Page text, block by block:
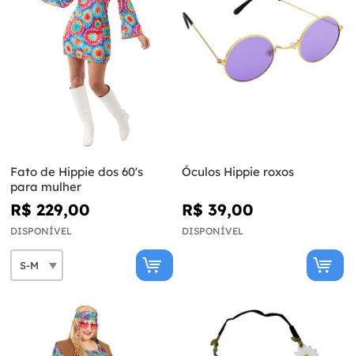
Fato de Hippie dos 60's
para mulher
R$ 229,00
DISPONÍVEL
Óculos Hippie roxos
R$ 39,00
DISPONÍVEL